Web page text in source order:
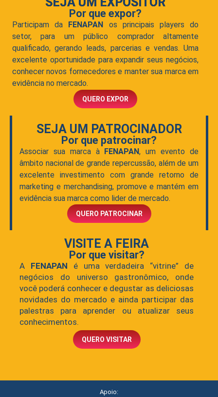
Por que expor?
Participam da FENAPAN
os principais players do
setor, para um público comprador altamente
qualificado, gerando leads, parcerias e vendas. Uma
excelente oportunidade para expandir seus negócios,
conhecer novos fornecedores e manter sua marca em
evidência no mercado.
QUERO EXPOR
SEJA UM PATROCINADOR
Por que patrocinar?
Associar sua marca à FENAPAN, um evento de
âmbito nacional de grande repercussão, além de um
excelente investimento com grande retorno de
marketing e merchandising, promove e mantém em
evidência sua marca como lider de mercado.
QUERO PATROCINAR
VISITE A FEIRA
Por que visitar?
A FENAPAN é uma verdadeira “vitrine” de
negócios do universo gastronômico, onde
você poderá conhecer e degustar as deliciosas
novidades do mercado e ainda participar das
palestras para aprender ou atualizar seus
conhecimentos.
QUERO VISITAR
Apoio: